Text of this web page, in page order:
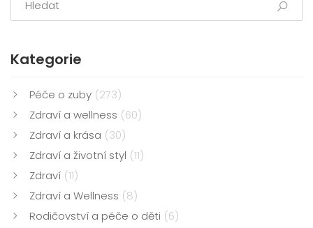
Kategorie
Péče o zuby (273)
Zdraví a wellness (60)
Zdraví a krása (30)
Zdraví a životní styl (11)
Zdraví (11)
Zdraví a Wellness (8)
Rodičovství a péče o děti (6)